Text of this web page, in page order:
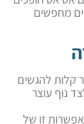
מחפשים
קלות להגשים
נוף עוצר
זו של